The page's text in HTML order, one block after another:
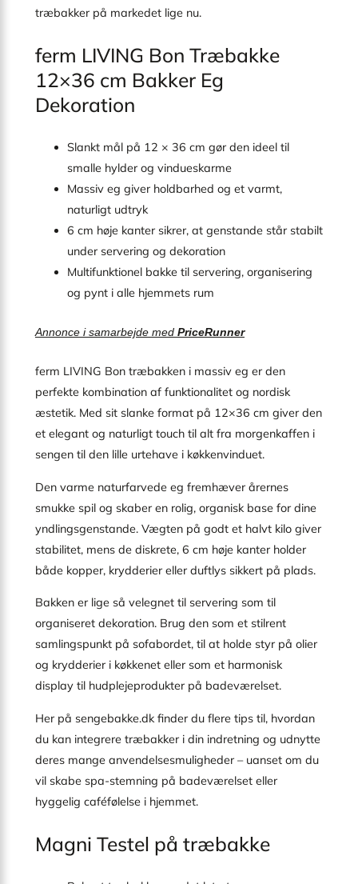
træbakker på markedet lige nu.
ferm LIVING Bon Træbakke
12×36 cm Bakker Eg
Dekoration
Slankt mål på 12 × 36 cm gør den ideel til
smalle hylder og vindueskarme
Massiv eg giver holdbarhed og et varmt,
naturligt udtryk
6 cm høje kanter sikrer, at genstande står stabilt
under servering og dekoration
Multifunktionel bakke til servering, organisering
og pynt i alle hjemmets rum
Annonce i samarbejde med PriceRunner
ferm LIVING Bon træbakken i massiv eg er den
perfekte kombination af funktionalitet og nordisk
æstetik. Med sit slanke format på 12×36 cm giver den
et elegant og naturligt touch til alt fra morgenkaffen i
sengen til den lille urtehave i køkkenvinduet.
Den varme naturfarvede eg fremhæver årernes
smukke spil og skaber en rolig, organisk base for dine
yndlingsgenstande. Vægten på godt et halvt kilo giver
stabilitet, mens de diskrete, 6 cm høje kanter holder
både kopper, krydderier eller duftlys sikkert på plads.
Bakken er lige så velegnet til servering som til
organiseret dekoration. Brug den som et stilrent
samlingspunkt på sofabordet, til at holde styr på olier
og krydderier i køkkenet eller som et harmonisk
display til hudplejeprodukter på badeværelset.
Her på sengebakke.dk finder du flere tips til, hvordan
du kan integrere træbakker i din indretning og udnytte
deres mange anvendelsesmuligheder – uanset om du
vil skabe spa-stemning på badeværelset eller
hyggelig caféfølelse i hjemmet.
Magni Testel på træbakke